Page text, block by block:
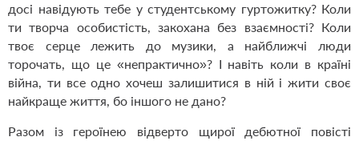
досі навідують тебе у студентському гуртожитку? Коли
ти творча особис­тість, закохана без взаємності? Коли
твоє серце лежить до музики, а найближчі люди
торочать, що це «непрактично»? І навіть коли в країні
війна, ти все одно хочеш залишитися в ній і жити своє
найкраще життя, бо іншого не дано?
Разом із героїнею відверто щирої дебютної повісті